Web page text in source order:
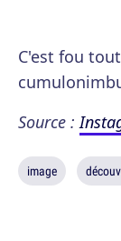
C'est fou
Source :
image